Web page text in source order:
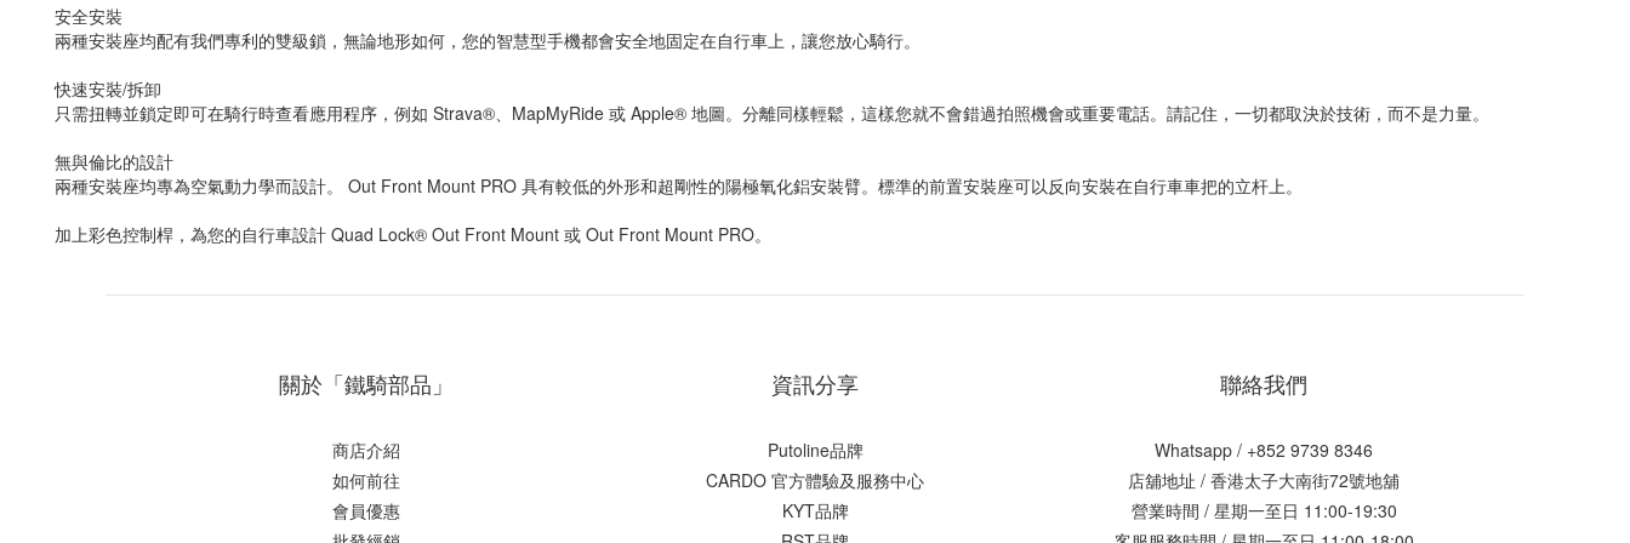
安全安裝
兩種安裝座均配有我們專利的雙級鎖，無論地形如何，您的智慧型手機都會安全地固定在自行車上，讓您放心騎行。
快速安裝/拆卸
只需扭轉並​​鎖定即可在騎行時查看應用程序，例如 Strava®、MapMyRide 或 Apple® 地圖。分離同樣輕鬆，這樣您就不會錯過拍照機會或重要電話。請記住，一切都取決於技術，而不是力量。
無與倫比的設計
兩種安裝座均專為空氣動力學而設計。 Out Front Mount PRO 具有較低的外形和超剛性的陽極氧化鋁安裝臂。標準的前置安裝座可以反向安裝在自行車車把的立杆上。
加上彩色控制桿，為您的自行車設計 Quad Lock® Out Front Mount 或 Out Front Mount PRO。
關於「鐵騎部品」
商店介紹
如何前往
會員優惠
資訊分享
Putoline品牌
CARDO 官方體驗及服務中心
KYT品牌
聯絡我們
Whatsapp / +852 9739 8346
店舖地址 / 香港太子大南街72號地舖
營業時間 / 星期一至日 11:00-19:30